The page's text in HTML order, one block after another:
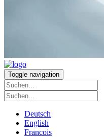
Toggle navigation
Deutsch
English
Francois